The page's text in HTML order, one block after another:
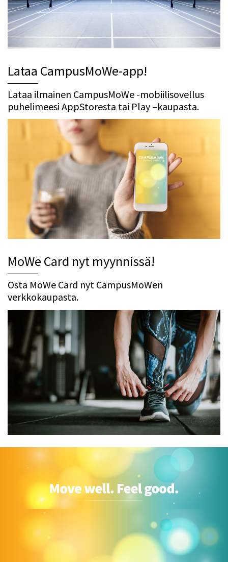
Lataa CampusMoWe-app!
Lataa ilmainen CampusMoWe -mobiilisovellus
puhelimeesi AppStoresta tai Play –kaupasta.
MoWe Card nyt myynnissä!
Osta MoWe Card nyt CampusMoWen
verkkokaupasta.